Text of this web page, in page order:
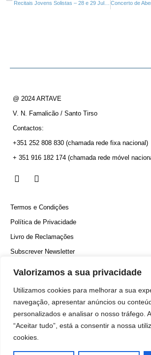
Valorizamos a sua privacidade
Utilizamos cookies para melhorar a sua
navegação, apresentar anúncios ou
personalizados e analisar o nosso tráfego.
“Aceitar tudo”, está a consentir a nossa
cookies.
@ 2024 ARTAVE
V. N. Famalicão / Santo Tirso
Contactos:
+351 252 808 830 (chamada rede fixa nacional)
+ 351 916 182 174 (chamada rede móvel
Termos e Condições
Política de Privacidade
Livro de Reclamações
Subscrever Newsletter